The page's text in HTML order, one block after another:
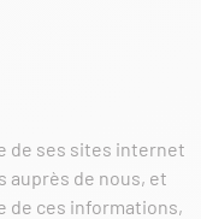
de ses sites internet
auprès de nous, et
de ces informations,